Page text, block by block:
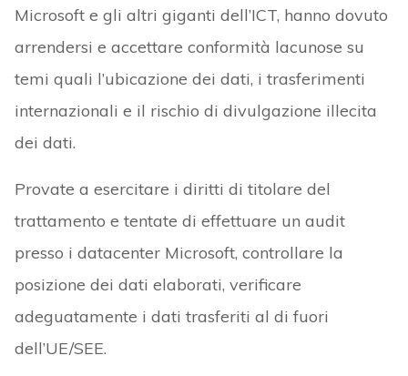
Microsoft e gli altri giganti dell’ICT, hanno dovuto
arrendersi e accettare conformità lacunose su
temi quali l’ubicazione dei dati, i trasferimenti
internazionali e il rischio di divulgazione illecita
dei dati.
Provate a esercitare i diritti di titolare del
trattamento e tentate di effettuare un audit
presso i datacenter Microsoft, controllare la
posizione dei dati elaborati, verificare
adeguatamente i dati trasferiti al di fuori
dell’UE/SEE.